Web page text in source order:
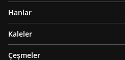
Hanlar
Kaleler
Çeşmeler